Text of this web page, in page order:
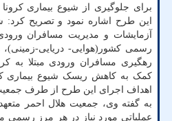
برای جلوگیری از شیوع بیماری
این طرح اشاره نمود و تصریح کرد:
آزمایشات و مدیریت مسافران
رسمی کشور(هوایی- دریایی-
رهگیری مسافران ورودی مبتلا به
کمک به کاهش ریسک شیوع بیماری
اهداف اجرای این طرح از طرف
به گفته وی، جمعیت هلال احمر
عملیاتی مورد نیاز در هر مرز رسمی